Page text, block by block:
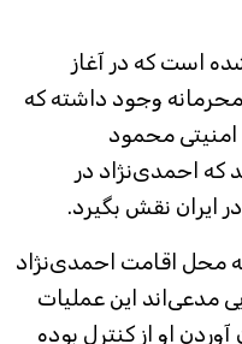
است که در آغاز
وجود داشته که
محمود
که احمدی‌نژاد در
ایران نقش بگیرد.
محل اقامت احمدی‌نژاد
مدعی‌اند این عملیات
او از کنترل بوده